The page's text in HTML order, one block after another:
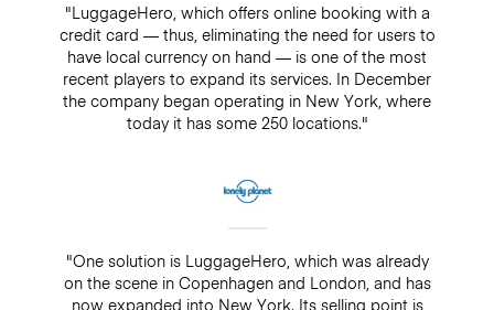
"LuggageHero, which offers online booking with a
credit card — thus, eliminating the need for users to
have local currency on hand — is one of the most
recent players to expand its services. In December
the company began operating in New York, where
today it has some 250 locations."
"One solution is LuggageHero, which was already
on the scene in Copenhagen and London, and has
now expanded into New York. Its selling point is